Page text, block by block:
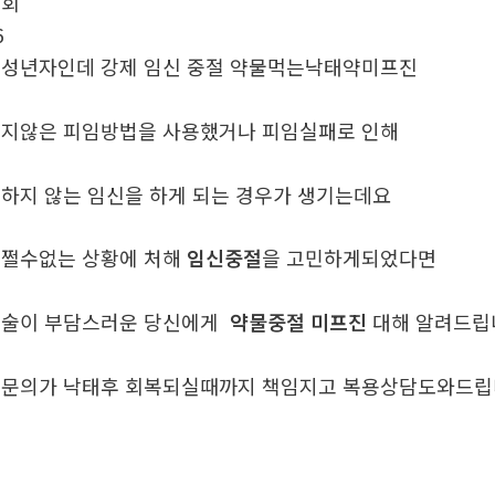
년자인데 강제 임신 중절 약물먹는낙­태약미­프진
않은 피임방법을 사용했거나 피임실패로 인해
지 않는 임신을 하게 되는 경우가 생기는데요
수없는 상황에 처해 임신중절을 고민하게되었다면
이 부담스러운 당신에게 약물중절 미프진 대해 알려드
의가 낙태후 회복되실때까지 책임지고 복용상담도와드